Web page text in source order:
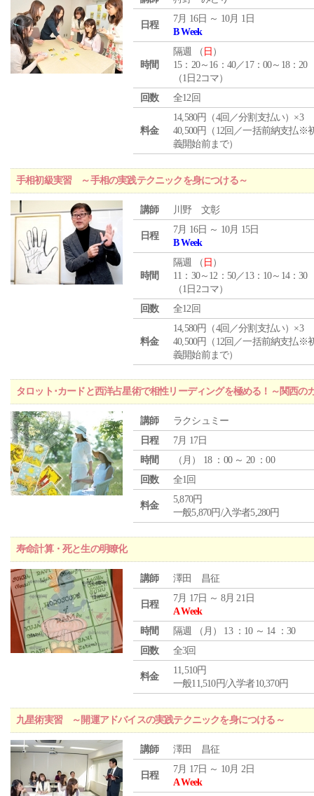
日程
7月 16日 ～ 10月 1日
B Week
時間
隔週 （ 日 ）
15：20～16：40／17：00～18：20
（1日2コマ）
回数
全12回
料金
14,580円（4回／分割支払い）×3
40,500円（12回／一括前納支払※
義開始前まで）
手相初級実習 ～手相の実践テクニックを身につける～
講師 川野 文彰
日程
7月 16日 ～ 10月 15日
B Week
時間
隔週 （ 日 ）
11：30～12：50／13：10～14：30
（1日2コマ）
回数
全12回
料金
14,580円（4回／分割支払い）×3
40,500円（12回／一括前納支払※
義開始前まで）
タロット･カードと西洋占星術で相性リーディングを極める！～関西の
講師
ラクシュミー
日程
7月 17日
時間
（ 月 ） 18 ：00 ～ 20 ：00
回数
全1回
料金
5,870円
一般5,870円/入学者5,280円
寿命計算・死と生の明瞭化
講師 澤田 昌征
日程
7月 17日 ～ 8月 21日
A Week
時間
隔週 （ 月 ） 13 ：10 ～ 14 ：30
回数
全3回
料金
11,510円
一般11,510円/入学者10,370円
九星術実習 ～開運アドバイスの実践テクニックを身につける～
講師 澤田 昌征
日程
7月 17日 ～ 10月 2日
A Week